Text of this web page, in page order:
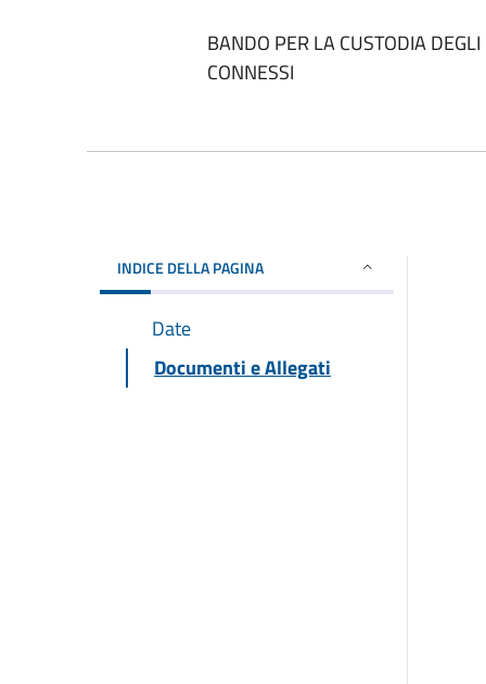
BANDO PER LA CUSTODIA
CONNESSI
INDICE DELLA PAGINA
Date
Documenti e Allegati